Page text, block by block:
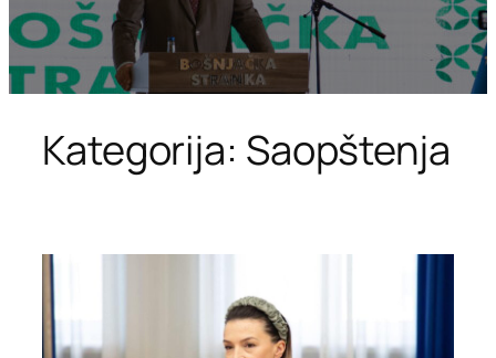
Kategorija: Saopštenja